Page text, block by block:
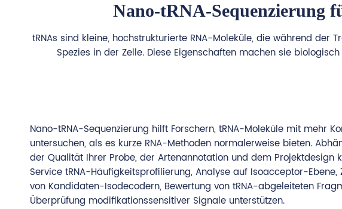
Nano-tRNA-Sequenzierung
tRNAs sind kleine, hochstrukturierte RNA-Moleküle, die während
Spezies in der Zelle. Diese Eigenschaften machen sie
Nano-tRNA-Sequenzierung hilft Forschern, tRNA-Moleküle mit mehr
untersuchen, als es kurze RNA-Methoden normalerweise bieten.
der Qualität Ihrer Probe, der Artenannotation und dem Projektdesign
Service tRNA-Häufigkeitsprofilierung, Analyse auf Isoacceptor-Ebene,
von Kandidaten-Isodecodern, Bewertung von tRNA-abgeleiteten
Überprüfung modifikationssensitiver Signale unterstützen.